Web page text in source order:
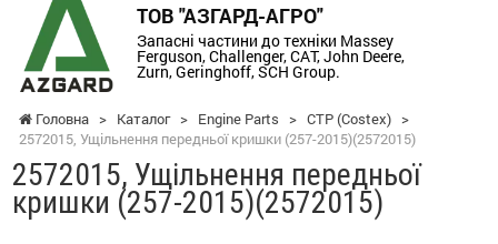
ТОВ "АЗГАРД-АГРО"
Запасні частини до техніки Massey
Ferguson, Challenger, CAT, John Deere,
Zurn, Geringhoff, SCH Group.
Головна > Каталог > Engine Parts > CTP (Costex) >
2572015, Ущільнення передньої кришки (257-2015)(2572015)
2572015, Ущільнення передньої
кришки (257-2015)(2572015)